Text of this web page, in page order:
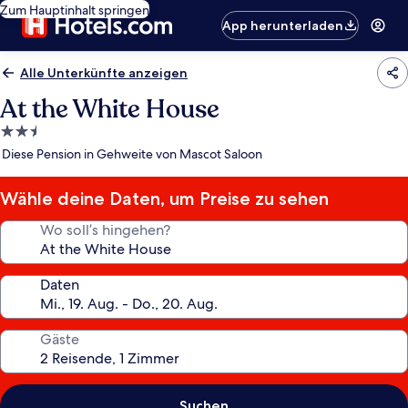
Zum Hauptinhalt springen
App herunterladen
Alle Unterkünfte anzeigen
At the White House
2.5-
Sterne-
Diese Pension in Gehweite von Mascot Saloon
Wähle deine Daten, um Preise zu sehen
Wo soll’s hingehen?
Daten
Gäste